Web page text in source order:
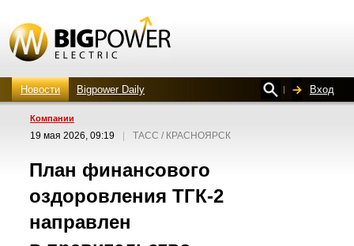
Новости Bigpower Daily Вход
Компании
19 мая 2026, 09:19 ТАСС / КРАСНОЯРСК
План финансового
оздоровления ТГК-2
направлен